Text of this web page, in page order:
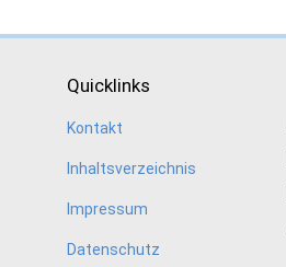
Quicklinks
Kontakt
Inhaltsverzeichnis
Impressum
Datenschutz